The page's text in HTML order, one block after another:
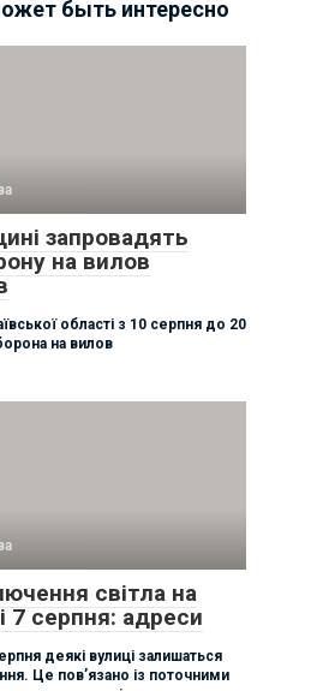
быть интересно
запровадять
на вилов
області з 10 серпня до 20
на вилов
світла на
7 серпня: адреси
деякі вулиці залишаться
Це пов’язано із поточними